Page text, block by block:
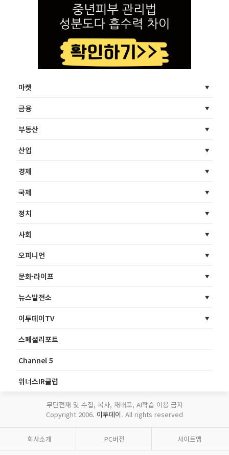
마켓
금융
부동산
산업
경제
국제
정치
사회
오피니언
문화·라이프
뉴스발전소
이투데이TV
스페셜리포트
Channel 5
위너스IR클럽
무단전재 및 수집, 복사, 재배포, AI학습 이용 금지
Copyright 2006. 이투데이. All rights reserved
회사소개 PC버전 사이트맵